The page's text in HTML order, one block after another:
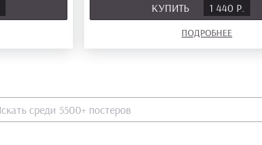
КУПИТЬ 1 440 Р.
ПОДРОБНЕЕ